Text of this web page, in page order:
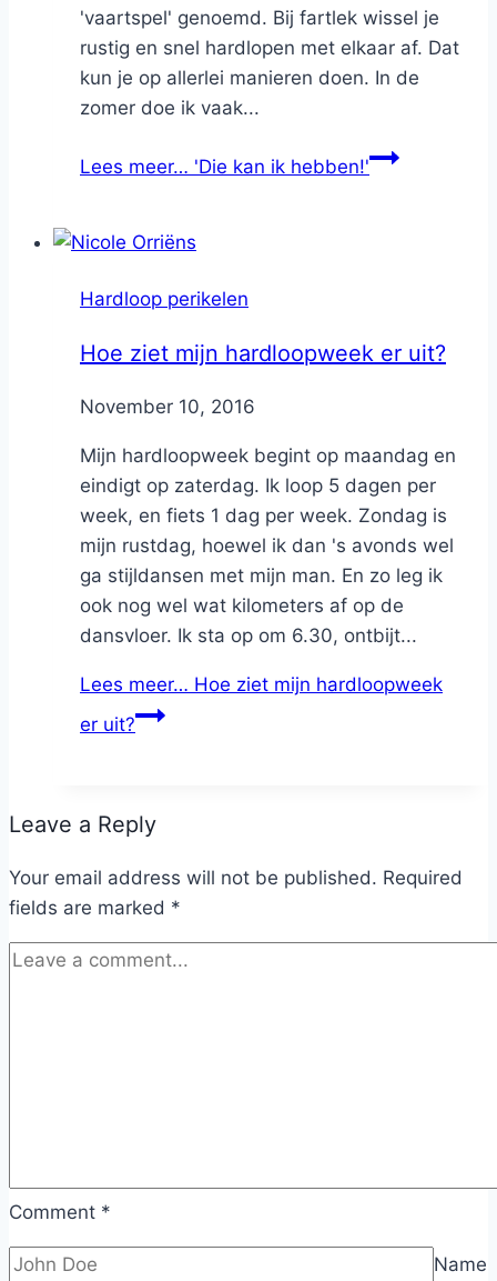
'vaartspel' genoemd. Bij fartlek wissel je
rustig en snel hardlopen met elkaar af. Dat
kun je op allerlei manieren doen. In de
zomer doe ik vaak...
Lees meer… 'Die kan ik hebben!'
Hardloop perikelen
Hoe ziet mijn hardloopweek er uit?
ByNicole
November 10, 2016
Mijn hardloopweek begint op maandag en
eindigt op zaterdag. Ik loop 5 dagen per
week, en fiets 1 dag per week. Zondag is
mijn rustdag, hoewel ik dan 's avonds wel
ga stijldansen met mijn man. En zo leg ik
ook nog wel wat kilometers af op de
dansvloer. Ik sta op om 6.30, ontbijt...
Lees meer… Hoe ziet mijn hardloopweek
er uit?
Leave a Reply
Your email address will not be published. Required
fields are marked *
Comment *
Name